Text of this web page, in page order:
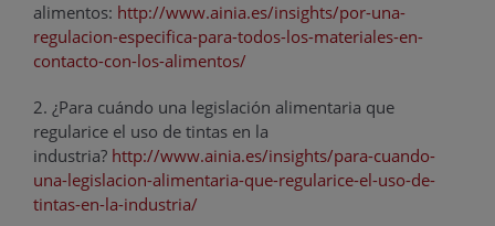
alimentos: http://www.ainia.es/insights/por-una-
regulacion-especifica-para-todos-los-materiales-en-
contacto-con-los-alimentos/
2. ¿Para cuándo una legislación alimentaria que
regularice el uso de tintas en la
industria? http://www.ainia.es/insights/para-cuando-
una-legislacion-alimentaria-que-regularice-el-uso-de-
tintas-en-la-industria/